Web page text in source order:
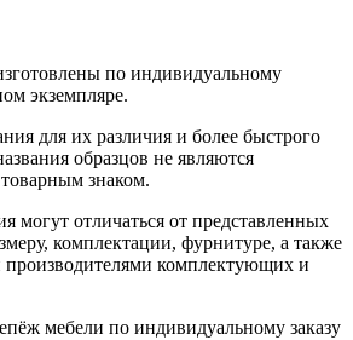
по индивидуальному
экземпляре.
для их различия и более быстрого
образцов не являются
знаком.
могут отличаться от представленных
комплектации, фурнитуре, а также
комплектующих и
мебели по индивидуальному заказу